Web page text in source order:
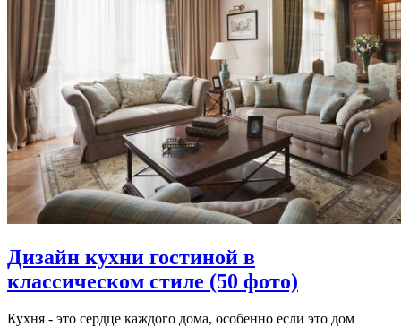
Дизайн кухни гостиной в
классическом стиле (50 фото)
Кухня - это сердце каждого дома, особенно если это дом